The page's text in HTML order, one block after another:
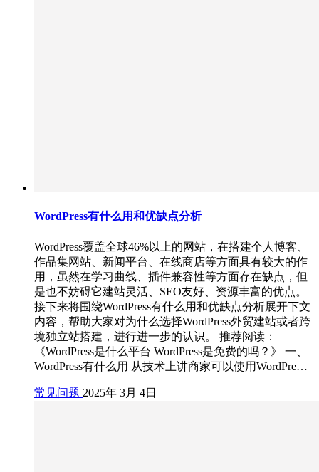
WordPress有什么用和优缺点分析
WordPress覆盖全球46%以上的网站，在搭建个人博客、
作品集网站、新闻平台、在线商店等方面具有较大的作
用，虽然在学习曲线、插件兼容性等方面存在缺点，但
是也不妨碍它建站灵活、SEO友好、资源丰富的优点。
接下来将围绕WordPress有什么用和优缺点分析展开下文
内容，帮助大家对为什么选择WordPress外贸建站或者跨
境独立站搭建，进行进一步的认识。 推荐阅读：
《WordPress是什么平台 WordPress是免费的吗？》 一、
WordPress有什么用 从技术上讲商家可以使用WordPre…
常见问题 2025年 3月 4日